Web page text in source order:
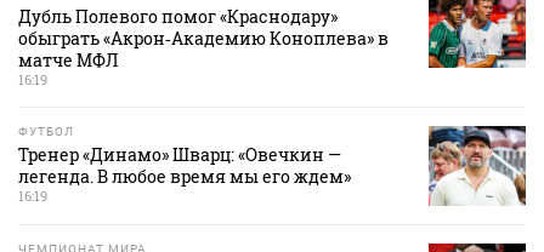
Дубль Полевого помог «Краснодару»
обыграть «Акрон‑Академию Коноплева» в
матче МФЛ
16:19
ФУТБОЛ
Тренер «Динамо» Шварц: «Овечкин —
легенда. В любое время мы его ждем»
16:19
ЧЕМПИОНАТ МИРА